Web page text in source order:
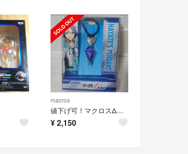
macros
値下げ可！マクロスΔ ハヤテのペンダント
¥2,150